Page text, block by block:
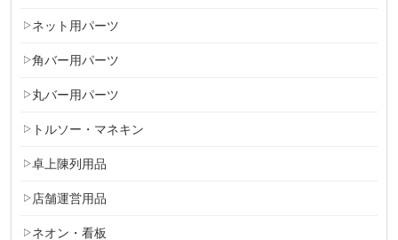
ネット用パーツ
角バー用パーツ
丸バー用パーツ
トルソー・マネキン
卓上陳列用品
店舗運営用品
ネオン・看板